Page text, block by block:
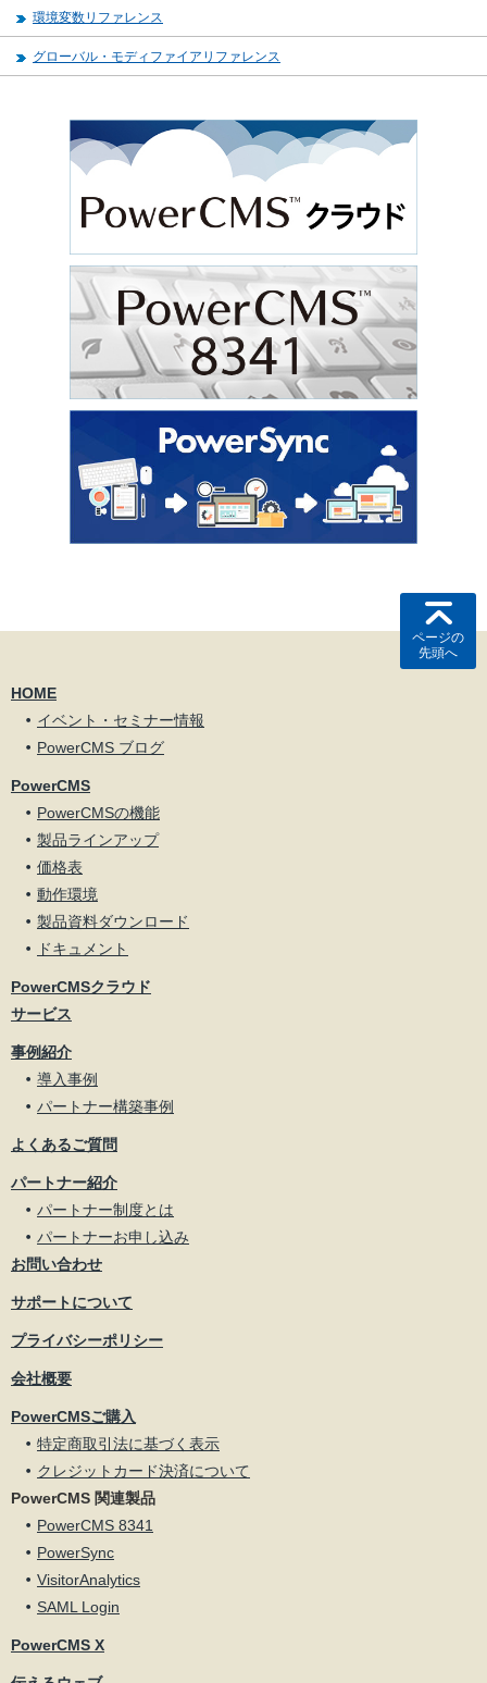
環境変数リファレンス
グローバル・モディファイアリファレンス
ページの
先頭へ
HOME
イベント・セミナー情報
PowerCMS ブログ
PowerCMS
PowerCMSの機能
製品ラインアップ
価格表
動作環境
製品資料ダウンロード
ドキュメント
PowerCMSクラウド
サービス
事例紹介
導入事例
パートナー構築事例
よくあるご質問
パートナー紹介
パートナー制度とは
パートナーお申し込み
お問い合わせ
サポートについて
プライバシーポリシー
会社概要
PowerCMSご購入
特定商取引法に基づく表示
クレジットカード決済について
PowerCMS 関連製品
PowerCMS 8341
PowerSync
VisitorAnalytics
SAML Login
PowerCMS X